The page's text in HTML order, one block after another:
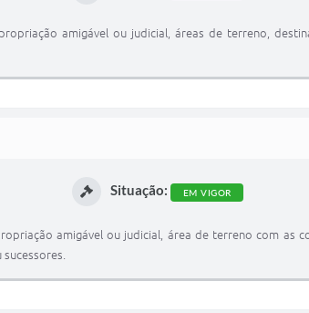
amigável ou judicial, áreas de terreno,
Situação: EM VIGOR
amigável ou judicial, área de terreno com as